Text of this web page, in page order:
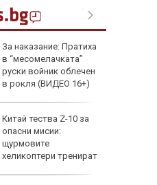
За наказание: Пратиха
в “месомелачката”
руски войник облечен
в рокля (ВИДЕО 16+)
Китай тества Z-10 за
опасни мисии:
щурмовите
хеликоптери тренират